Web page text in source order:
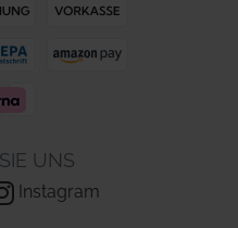
UNS
Instagram